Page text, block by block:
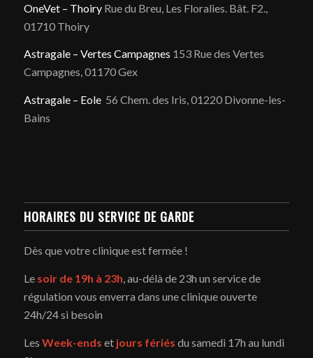
OneVet – ThoiryRue du Breu, Les Floralies. Bât. F2.,
01710 Thoiry
Astragale – Vertes Campagnes 153 Rue des Vertes
Campagnes, 01170 Gex
Astragale – Eole56 Chem. des Iris, 01220 Divonne-les-
Bains
HORAIRES DU SERVICE DE GARDE
Dès que votre clinique est fermée !
Le soir de 19h à 23h, au-délà de 23h un service de
régulation vous enverra dans une clinique ouverte
24h/24 si besoin
Les Week-ends et jours fériés du samedi 17h au lundi